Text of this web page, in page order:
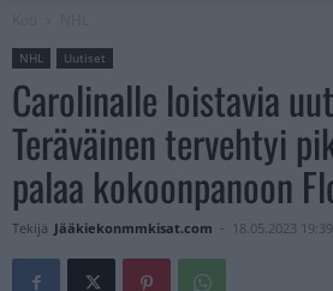
NHL Uutiset
Carolinalle loistavia
Teräväinen tervehtyi
palaa kokoonpanoon
Tekijä Jääkiekonmmkisat.com - 18.05.2023 19:39